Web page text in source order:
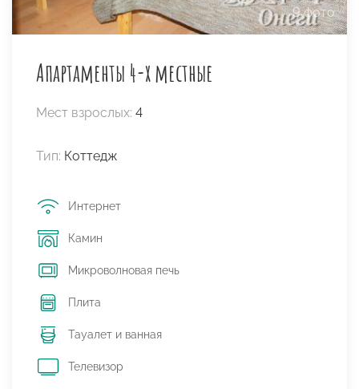
9 фото
Апартаменты 4-х местные
Мест взрослых: 4
Тип: Коттедж
Интернет
Камин
Микроволновая печь
Плита
Тауалет и ванная
Телевизор